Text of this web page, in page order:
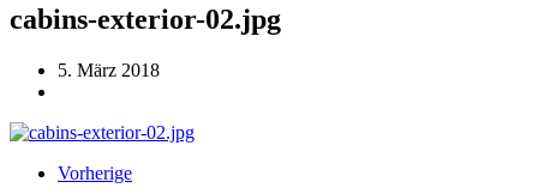
cabins-exterior-02.jpg
5. März 2018
Vorherige